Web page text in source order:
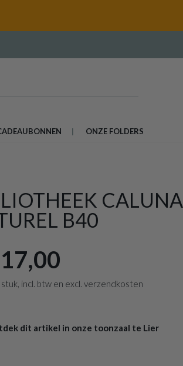
ONZE FOLDERS
CALUNA
B40
stuk, incl. btw en excl. verzendkosten
dit artikel in onze toonzaal te Lier